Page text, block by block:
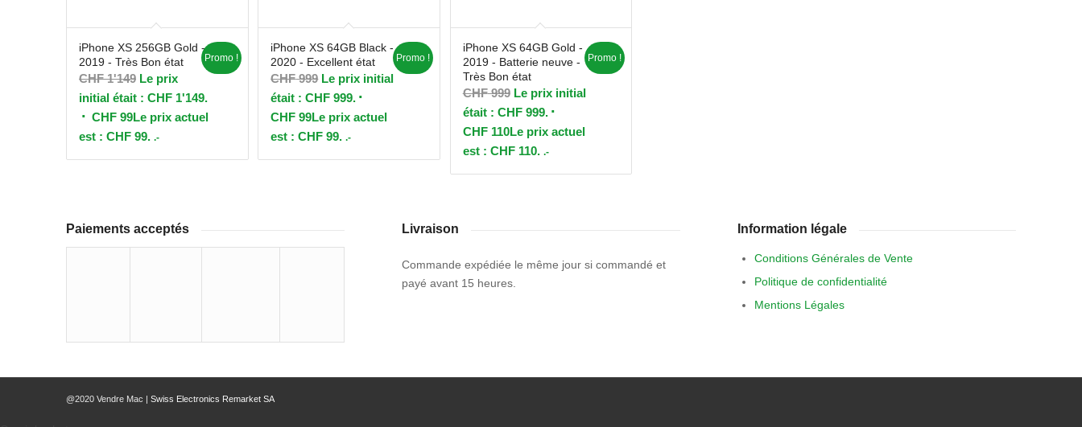
iPhone XS 256GB Gold -
2019 - Très Bon état
CHF1'149 Le prix
initial était : CHF 1'149.
CHF 99Le prix actuel
est : CHF 99. .-
Promo !
iPhone XS 64GB Black -
2020 - Excellent état
CHF999 Le prix initial
était : CHF 999.
CHF 99Le prix actuel
est : CHF 99. .-
Promo !
iPhone XS 64GB Gold -
2019 - Batterie neuve -
Très Bon état
CHF999 Le prix initial
était : CHF 999.
CHF110Le prix actuel
est : CHF 110. .-
Promo !
Paiements acceptés Livraison
Commande expédiée le même jour si commandé et
payé avant 15 heures.
Information légale
Conditions Générales de Vente
Politique de confidentialité
Mentions Légales
@2020 Vendre Mac | Swiss Electronics Remarket SA